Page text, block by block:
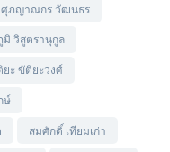
ศุภญาณกร วัฒนธร
มิ วิสูตรานุกูล
ะ ขัติยะวงศ์
ษ์
สมศักดิ์ เทียมเก่า